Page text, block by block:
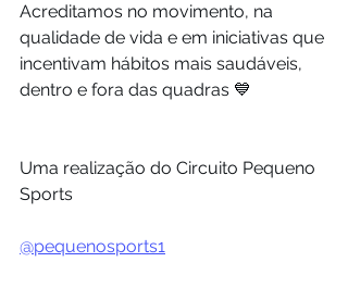
Acreditamos no movimento, na
qualidade de vida e em iniciativas que
incentivam hábitos mais saudáveis,
dentro e fora das quadras 💙
Uma realização do Circuito Pequeno
Sports
@pequenosports1